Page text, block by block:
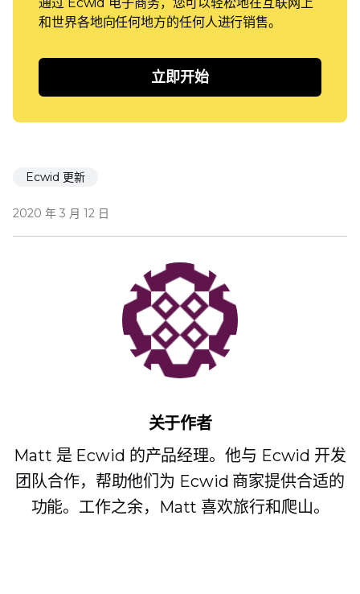
通过 Ecwid 电子商务，您可以轻松地在互联网上
和世界各地向任何地方的任何人进行销售。
立即开始
Ecwid 更新
2020 年 3 月 12 日
关于作者
Matt 是 Ecwid 的产品经理。他与 Ecwid 开发
团队合作，帮助他们为 Ecwid 商家提供合适的
功能。工作之余，Matt 喜欢旅行和爬山。